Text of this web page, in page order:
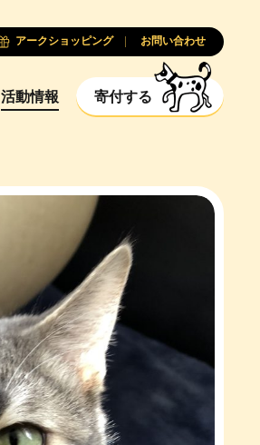
活動情報 寄付する
アークショッピング お問い合わせ